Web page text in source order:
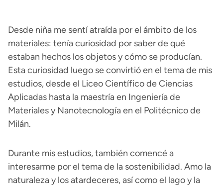
Desde niña me sentí atraída por el ámbito de los
materiales: tenía curiosidad por saber de qué
estaban hechos los objetos y cómo se producían.
Esta curiosidad luego se convirtió en el tema de mis
estudios, desde el Liceo Científico de Ciencias
Aplicadas hasta la maestría en Ingeniería de
Materiales y Nanotecnología en el Politécnico de
Milán.
Durante mis estudios, también comencé a
interesarme por el tema de la sostenibilidad. Amo la
naturaleza y los atardeceres, así como el lago y la